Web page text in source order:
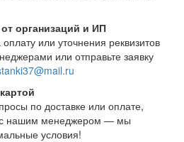
организаций и ИП
или уточнения реквизитов
или отправьте заявку
по доставке или оплате,
с нашим менеджером — мы
условия!